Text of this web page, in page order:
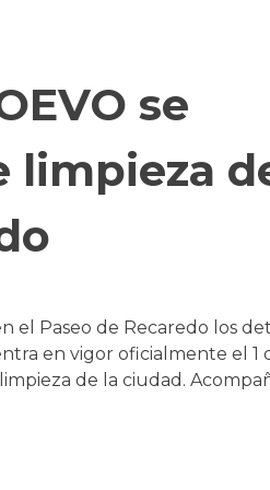
se
limpieza
el Paseo de Recaredo los
en vigor oficialmente el 1
de la ciudad.